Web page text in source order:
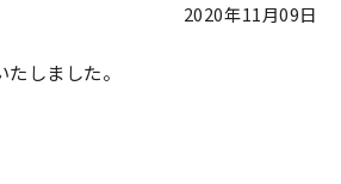
2020年11月09日
しました。